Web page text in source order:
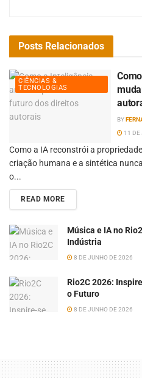
Posts Relacionados
CIÊNCIAS &
TECNOLOGIAS
BY
11 DE
Como a IA reconstrói a
criação humana e a sintética
o...
READ MORE
Música e IA no
Indústria
8 DE JUNHO DE 2026
Rio2C 2026:
o Futuro
8 DE JUNHO DE 2026